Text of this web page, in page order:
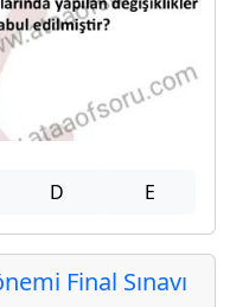
D E
Final Sınavı